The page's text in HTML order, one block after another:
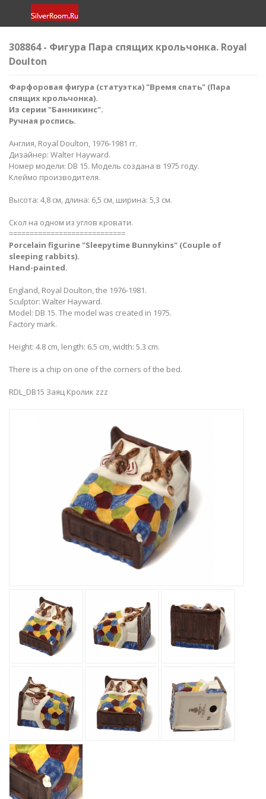
308864 - Фигура Пара спящих крольчонка. Royal
Doulton
Фарфоровая фигура (статуэтка) "Время спать​" (Пара
спящих крольчонка).
Из серии "Банникинс".
Ручная роспись.
Англия, Royal Doulton, 1976-1981 гг.
Дизайнер: Walter Hayward.
Номер модели: DB 15. Модель создана в 1975 году.
Клеймо производителя.
Высота: 4,8 см, длина: 6,5 см, ширина: 5,3 см.
Скол на одном из углов кровати.
============================
Porcelain figurine "Sleepytime Bunnykins" (Couple of
sleeping rabbits​).
Hand-painted.
England, Royal Doulton, the 1976-1981.
Sculptor: Walter Hayward.
Model: DB 15. The model was created in 1975.
Factory mark.
Height: 4.8 cm, length: 6.5 cm, width: 5.3 cm.
There is a chip on one of the corners of the bed.
RDL_DB15 Заяц Кролик zzz